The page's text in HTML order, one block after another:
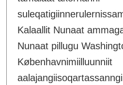
Kalaallit Nunaat
Nunaat pillugu
Københavnimiilluunniit